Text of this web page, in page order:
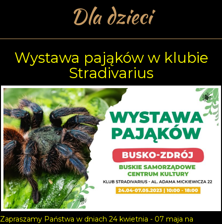
Dla dzieci
Wystawa pająków w klubie
Stradivarius
Zapraszamy Państwa w dniach 24 kwietnia - 07 maja na